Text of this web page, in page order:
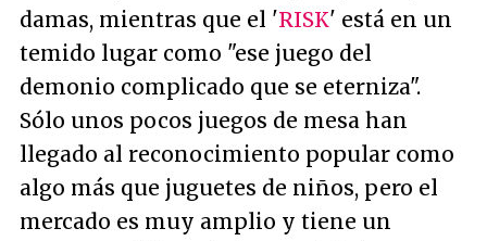
damas, mientras que el 'RISK' está en un
temido lugar como "ese juego del
demonio complicado que se eterniza".
Sólo unos pocos juegos de mesa han
llegado al reconocimiento popular como
algo más que juguetes de niños, pero el
mercado es muy amplio y tiene un